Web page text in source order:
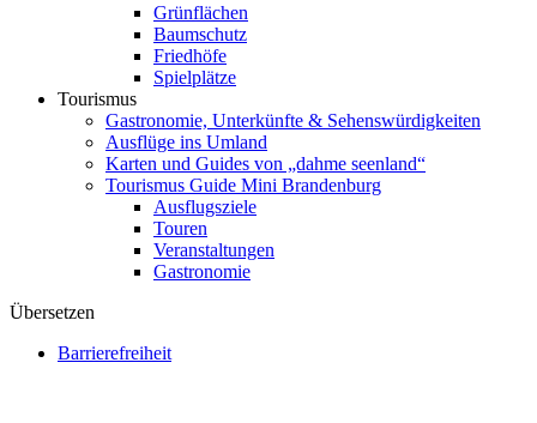
Grünflächen
Baumschutz
Friedhöfe
Spielplätze
Tourismus
Gastronomie, Unterkünfte & Sehenswürdigkeiten
Ausflüge ins Umland
Karten und Guides von „dahme seenland“
Tourismus Guide Mini Brandenburg
Ausflugsziele
Touren
Veranstaltungen
Gastronomie
Übersetzen
Barrierefreiheit